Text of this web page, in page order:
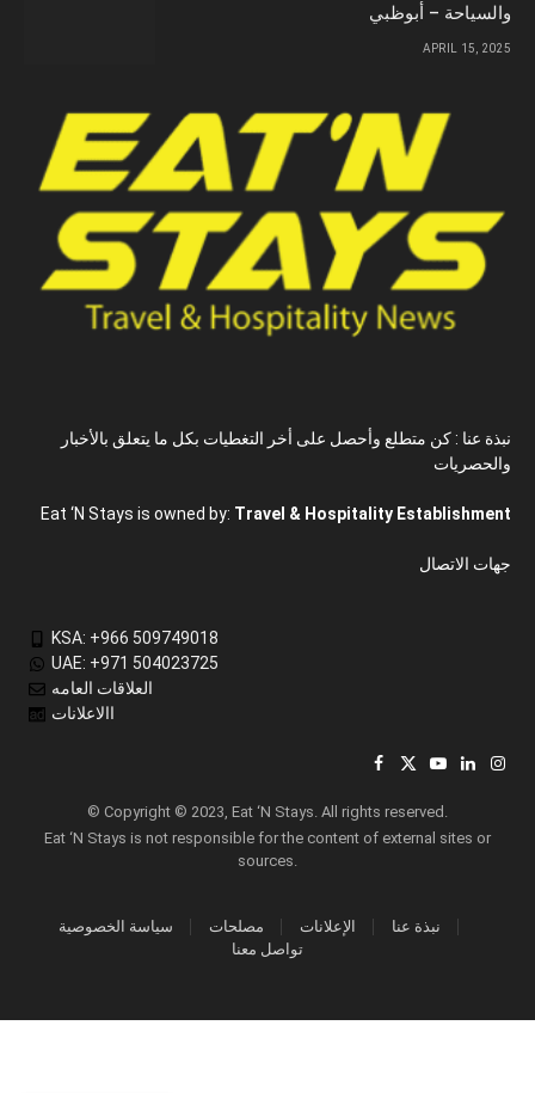
والسياحة – أبوظبي
APRIL 15, 2025
نبذة عنا : كن متطلع وأحصل على أخر التغطيات بكل ما يتعلق بالأخبار
والحصريات
Eat ‘N Stays is owned by: Travel & Hospitality Establishment
جهات الاتصال
KSA: +966 509749018
UAE: +971 504023725
العلاقات العامه
االاعلانات
Facebook
X
YouTube
LinkedIn
© Copyright © 2023, Eat ‘N Stays. All rights reserved.
Eat ‘N Stays is not responsible for the content of external sites or
sources.
سياسة الخصوصية مصلحات الإعلانات
نبذة عنا
تواصل معنا